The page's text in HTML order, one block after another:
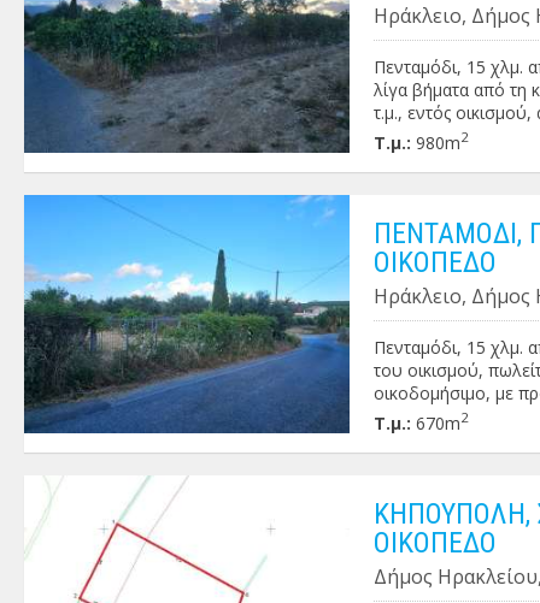
Ηράκλειο, Δήμος
Πενταμόδι, 15 χλμ.
λίγα βήματα από τη
τ.μ., εντός
(άσφαλτο). Τιμή:
Τ.μ.: 980m2
ΠΕΝΤΑΜΟΔΙ,
ΟΙΚΟΠΕΔΟ
Ηράκλειο, Δήμος
Πενταμόδι, 15 χλμ.
του οικισμού,
οικοδομήσιμο, με
Τ.μ.: 670m2
ΚΗΠΟΥΠΟΛΗ,
ΟΙΚΟΠΕΔΟ
Δήμος